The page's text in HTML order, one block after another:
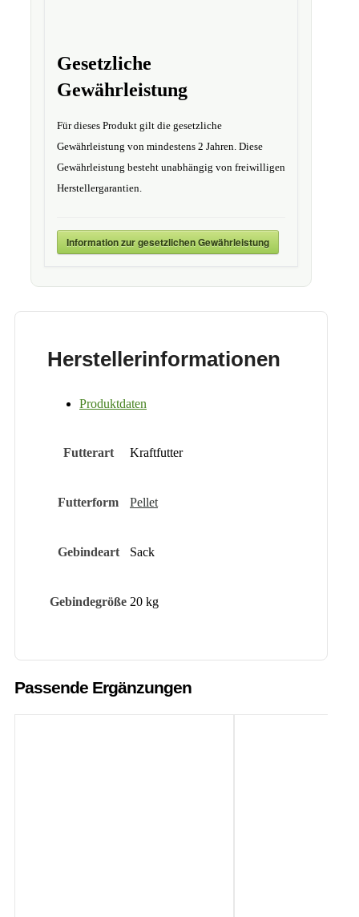
Gesetzliche
Gewährleistung
Für dieses Produkt gilt die gesetzliche
Gewährleistung von mindestens 2 Jahren. Diese
Gewährleistung besteht unabhängig von freiwilligen
Herstellergarantien.
Information zur gesetzlichen Gewährleistung
Herstellerinformationen
Produktdaten
Futterart Kraftfutter
Futterform Pellet
Gebindeart Sack
Gebindegröße 20 kg
Passende Ergänzungen